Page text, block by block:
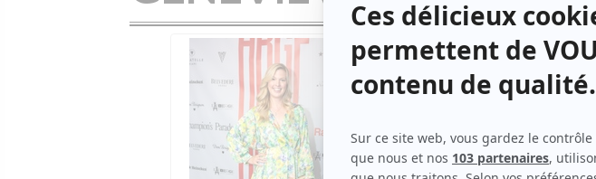
Personnages
Indéfendable( Journaliste
Plan B II